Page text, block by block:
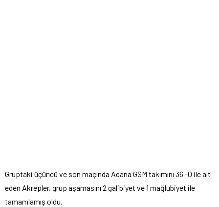
Gruptaki üçüncü ve son maçında Adana GSM takımını 36 -0 ile alt
eden Akrepler, grup aşamasını 2 galibiyet ve 1 mağlubiyet ile
tamamlamış oldu.